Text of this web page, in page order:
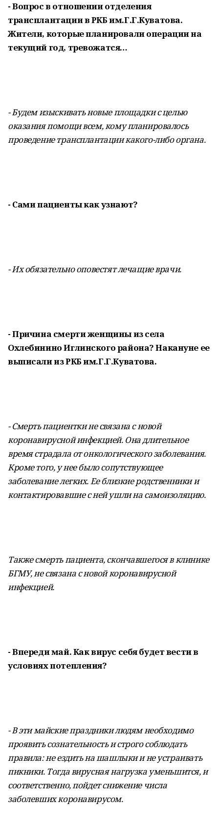
- Вопрос в отношении отделения
трансплантации в РКБ им.Г.Г.Куватова.
Жители, которые планировали операции на
текущий год, тревожатся…
- Будем изыскивать новые площадки с целью
оказания помощи всем, кому планировалось
проведение трансплантации какого-либо органа.
- Сами пациенты как узнают?
- Их обязательно оповестят лечащие врачи.
- Причина смерти женщины из села
Охлебинино Иглинского района? Накануне ее
выписали из РКБ им.Г.Г.Куватова.
- Смерть пациентки не связана с новой
коронавирусной инфекцией. Она длительное
время страдала от онкологического заболевания.
Кроме того, у нее было сопутствующее
заболевание легких. Ее близкие родственники и
контактировавшие с ней ушли на самоизоляцию.
Также смерть пациента, скончавшегося в клинике
БГМУ, не связана с новой коронавирусной
инфекцией.
- Впереди май. Как вирус себя будет вести в
условиях потепления?
- В эти майские праздники людям необходимо
проявить сознательность и строго соблюдать
правила: не ездить на шашлыки и не устраивать
пикники. Тогда вирусная нагрузка уменьшится, и
соответственно, пойдет снижение числа
заболевших коронавирусом.